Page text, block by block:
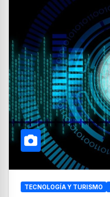
TECNOLOGÍA Y TURISMO